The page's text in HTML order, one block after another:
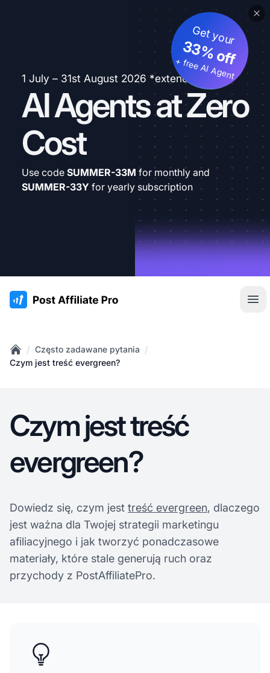
1 July – 31st August 2026 *extended
AI Agents at Zero
Cost
Get your
33% off
+ free AI Agent
Use code SUMMER-33M for monthly and
SUMMER-33Y for yearly subscription
:site.title
Home
/ Często zadawane pytania /
Czym jest treść evergreen?
Czym jest treść
evergreen?
Dowiedz się, czym jest treść evergreen, dlaczego
jest ważna dla Twojej strategii marketingu
afiliacyjnego i jak tworzyć ponadczasowe
materiały, które stale generują ruch oraz
przychody z PostAffiliatePro.